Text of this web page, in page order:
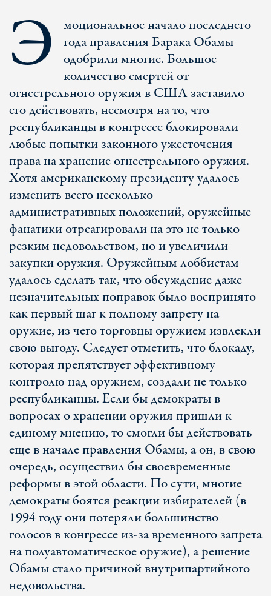
Э
моциональное начало последнего
года правления Барака Обамы
одобрили многие. Большое
количество смертей от
огнестрельного оружия в США заставило
его действовать, несмотря на то, что
республиканцы в конгрессе блокировали
любые попытки законного ужесточения
права на хранение огнестрельного оружия.
Хотя американскому президенту удалось
изменить всего несколько
административных положений, оружейные
фанатики отреагировали на это не только
резким недовольством, но и увеличили
закупки оружия. Оружейным лоббистам
удалось сделать так, что обсуждение даже
незначительных поправок было воспринято
как первый шаг к полному запрету на
оружие, из чего торговцы оружием извлекли
свою выгоду. Следует отметить, что блокаду,
которая препятствует эффективному
контролю над оружием, создали не только
республиканцы. Если бы демократы в
вопросах о хранении оружия пришли к
единому мнению, то смогли бы действовать
еще в начале правления Обамы, а он, в свою
очередь, осуществил бы своевременные
реформы в этой области. По сути, многие
демократы боятся реакции избирателей (в
1994 году они потеряли большинство
голосов в конгрессе из-за временного запрета
на полуавтоматическое оружие), а решение
Обамы стало причиной внутрипартийного
недовольства.